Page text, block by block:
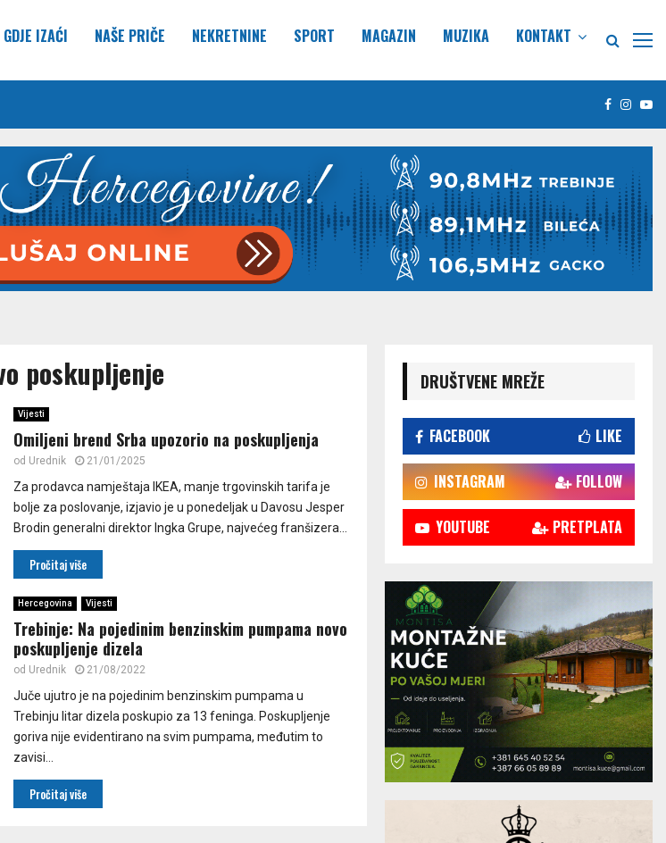
GDJE IZAĆI NAŠE PRIČE NEKRETNINE SPORT MAGAZIN MUZIKA KONTAKT
Facebook
poskupljenje
Vijesti
Omiljeni brend Srba upozorio na poskupljenja
od Urednik 21/01/2025
Za prodavca namještaja IKЕA, manje trgovinskih tarifa je
bolje za poslovanje, izjavio je u ponedeljak u Davosu Jesper
Brodin generalni direktor Ingka Grupe, najvećeg franšizera...
Pročitaj više
Hercegovina Vijesti
Trebinje: Na pojedinim benzinskim pumpama novo
poskupljenje dizela
od Urednik 21/08/2022
Juče ujutro je na pojedinim benzinskim pumpama u
Trebinju litar dizela poskupio za 13 feninga. Poskupljenje
goriva nije evidentirano na svim pumpama, međutim to
zavisi...
Pročitaj više
DRUŠTVENE MREŽE
FACEBOOK LIKE
INSTAGRAM FOLLOW
YOUTUBE PRETPLATA